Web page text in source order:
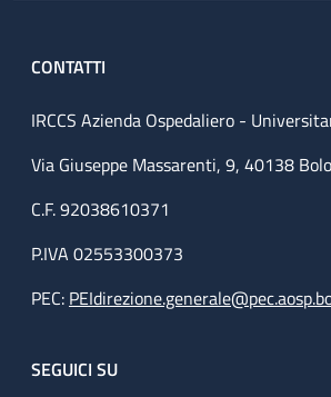
CONTATTI
IRCCS Azienda Ospedaliero -
Via Giuseppe Massarenti, 9, 40138
C.F. 92038610371
P.IVA 02553300373
PEC:
SEGUICI SU